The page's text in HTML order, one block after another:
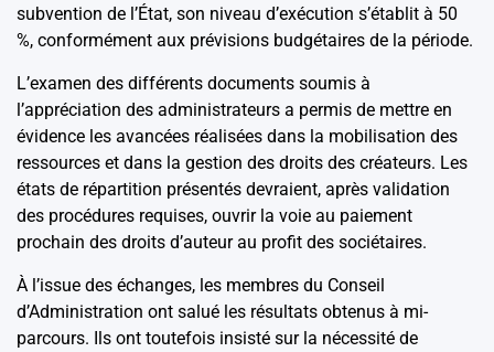
subvention de l’État, son niveau d’exécution s’établit à 50
%, conformément aux prévisions budgétaires de la période.
L’examen des différents documents soumis à
l’appréciation des administrateurs a permis de mettre en
évidence les avancées réalisées dans la mobilisation des
ressources et dans la gestion des droits des créateurs. Les
états de répartition présentés devraient, après validation
des procédures requises, ouvrir la voie au paiement
prochain des droits d’auteur au profit des sociétaires.
À l’issue des échanges, les membres du Conseil
d’Administration ont salué les résultats obtenus à mi-
parcours. Ils ont toutefois insisté sur la nécessité de